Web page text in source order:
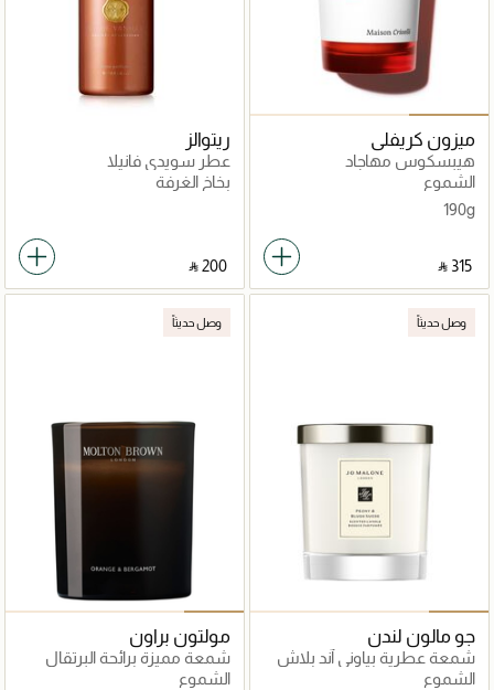
ميزون كريفلي
هيبسكوس مهاجاد
الشموع
190g
‎ ⃁ ⁦315⁩ ‎
ريتوالز
عطر سويدي فانيلا
بخاخ الغرفة
‎ ⃁ ⁦200⁩ ‎
وصل حديثاً
جو مالون لندن
شمعة عطرية بياوني آند بلاش
سويد
الشموع
وصل حديثاً
مولتون براون
شمعة مميزة برائحة البرتقال
والبرغموت
الشموع